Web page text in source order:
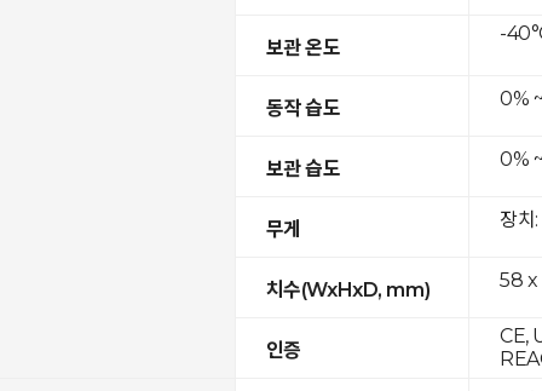
보관 온도
동작 습도
보관 습도
무게
치수(WxHxD, mm)
인증
-
0%
0%
장치
58 x
CE,